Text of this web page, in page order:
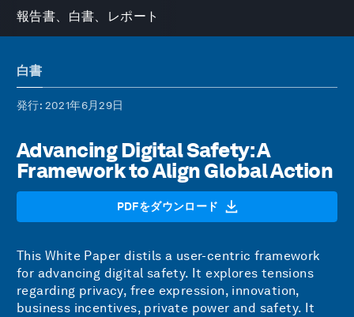
報告書、白書、レポート
白書
発行: 2021年6月29日
Advancing Digital Safety: A
Framework to Align Global Action
PDFをダウンロード
This White Paper distils a user-centric framework
for advancing digital safety. It explores tensions
regarding privacy, free expression, innovation,
business incentives, private power and safety. It